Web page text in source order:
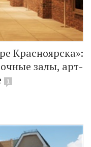
Красноярска»:
залы, арт-
1